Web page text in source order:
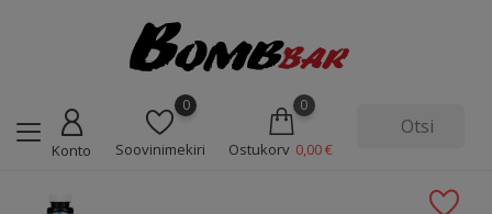
Konto
0
Soovinimekiri
0
Ostukorv 0,00 €